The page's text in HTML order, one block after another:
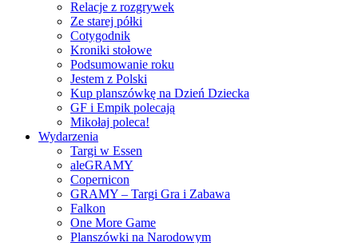
Relacje z rozgrywek
Ze starej półki
Cotygodnik
Kroniki stołowe
Podsumowanie roku
Jestem z Polski
Kup planszówkę na Dzień Dziecka
GF i Empik polecają
Mikołaj poleca!
Wydarzenia
Targi w Essen
aleGRAMY
Copernicon
GRAMY – Targi Gra i Zabawa
Falkon
One More Game
Planszówki na Narodowym